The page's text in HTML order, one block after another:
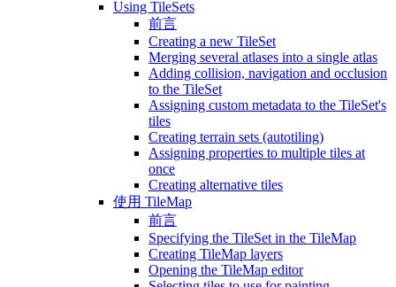
Using TileSets
前言
Creating a new TileSet
Merging several atlases into a single atlas
Adding collision, navigation and occlusion
to the TileSet
Assigning custom metadata to the TileSet's
tiles
Creating terrain sets (autotiling)
Assigning properties to multiple tiles at
once
Creating alternative tiles
使用 TileMap
前言
Specifying the TileSet in the TileMap
Creating TileMap layers
Opening the TileMap editor